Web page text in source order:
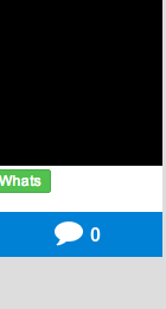
0